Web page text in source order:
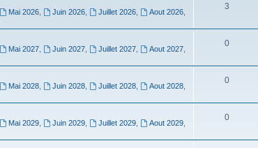
Mai 2026 Juin 2026 Juillet 2026, Aout 2026,
3
Mai 2027 Juin 2027 Juillet 2027, Aout 2027,
0
Mai 2028 Juin 2028 Juillet 2028, Aout 2028,
0
Mai 2029 Juin 2029 Juillet 2029, Aout 2029,
0